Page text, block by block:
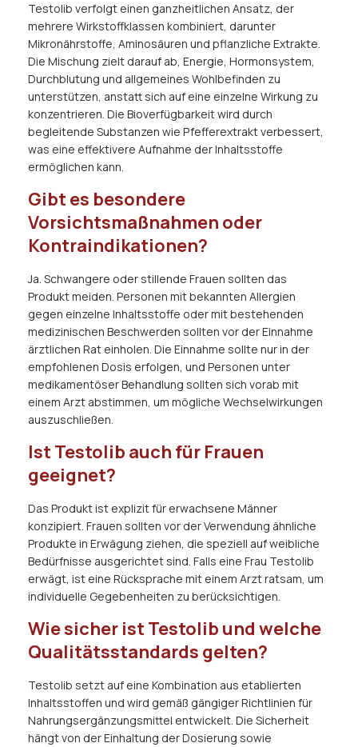
Testolib verfolgt einen ganzheitlichen Ansatz, der
mehrere Wirkstoffklassen kombiniert, darunter
Mikronährstoffe, Aminosäuren und pflanzliche Extrakte.
Die Mischung zielt darauf ab, Energie, Hormonsystem,
Durchblutung und allgemeines Wohlbefinden zu
unterstützen, anstatt sich auf eine einzelne Wirkung zu
konzentrieren. Die Bioverfügbarkeit wird durch
begleitende Substanzen wie Pfefferextrakt verbessert,
was eine effektivere Aufnahme der Inhaltsstoffe
ermöglichen kann.
Gibt es besondere
Vorsichtsmaßnahmen oder
Kontraindikationen?
Ja. Schwangere oder stillende Frauen sollten das
Produkt meiden. Personen mit bekannten Allergien
gegen einzelne Inhaltsstoffe oder mit bestehenden
medizinischen Beschwerden sollten vor der Einnahme
ärztlichen Rat einholen. Die Einnahme sollte nur in der
empfohlenen Dosis erfolgen, und Personen unter
medikamentöser Behandlung sollten sich vorab mit
einem Arzt abstimmen, um mögliche Wechselwirkungen
auszuschließen.
Ist Testolib auch für Frauen
geeignet?
Das Produkt ist explizit für erwachsene Männer
konzipiert. Frauen sollten vor der Verwendung ähnliche
Produkte in Erwägung ziehen, die speziell auf weibliche
Bedürfnisse ausgerichtet sind. Falls eine Frau Testolib
erwägt, ist eine Rücksprache mit einem Arzt ratsam, um
individuelle Gegebenheiten zu berücksichtigen.
Wie sicher ist Testolib und welche
Qualitätsstandards gelten?
Testolib setzt auf eine Kombination aus etablierten
Inhaltsstoffen und wird gemäß gängiger Richtlinien für
Nahrungsergänzungsmittel entwickelt. Die Sicherheit
hängt von der Einhaltung der Dosierung sowie